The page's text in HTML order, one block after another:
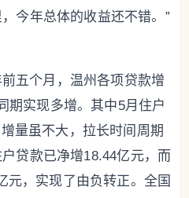
今年总体的收益还不错。”
五个月，温州各项贷款增
期实现多增。其中5月住户
量虽不大，拉长时间周期
贷款已净增18.44亿元，而
元，实现了由负转正。全国